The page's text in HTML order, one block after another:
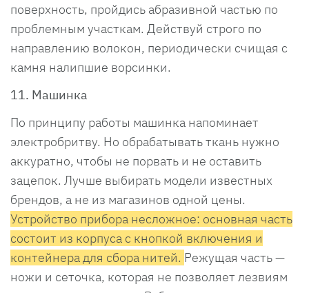
поверхность, пройдись абразивной частью по
проблемным участкам. Действуй строго по
направлению волокон, периодически счищая с
камня налипшие ворсинки.
11. Машинка
По принципу работы машинка напоминает
электробритву. Но обрабатывать ткань нужно
аккуратно, чтобы не порвать и не оставить
зацепок. Лучше выбирать модели известных
брендов, а не из магазинов одной цены.
Устройство прибора несложное: основная часть
состоит из корпуса с кнопкой включения и
контейнера для сбора нитей. Режущая часть —
ножи и сеточка, которая не позволяет лезвиям